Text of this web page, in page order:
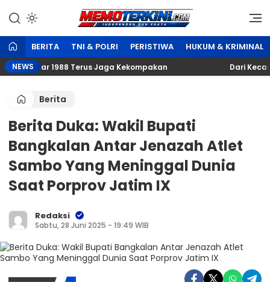
konten
Memoterkini.com
Independen dan Fakta
BERITA TNI & POLRI PERISTIWA HUKUM & KRIMINAL
NEWS
Papar 1988 Terus Jaga Kekompakan ‎Dari
Berita
Berita Duka: Wakil Bupati
Bangkalan Antar Jenazah Atlet
Sambo Yang Meninggal Dunia
Saat Porprov Jatim IX
Redaksi
Sabtu, 28 Juni 2025 - 19:49 WIB